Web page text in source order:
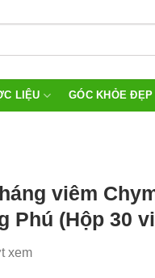
LIỆU GÓC KHỎE ĐẸP
viêm
Phú (Hộp 30
xem